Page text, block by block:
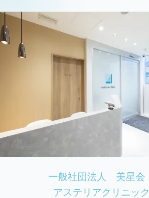
一般社団法人 美星会
アステリアクリニック